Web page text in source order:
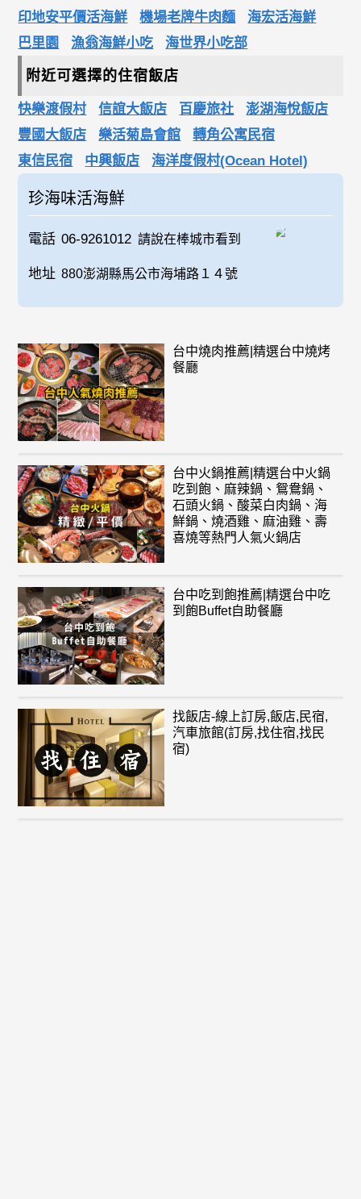
印地安平價活海鮮
機場老牌牛肉麵
海宏活海鮮
巴里園
漁翁海鮮小吃 海世界小吃部
附近可選擇的住宿飯店
快樂渡假村 信誼大飯店 百慶旅社
澎湖海悅飯店
豐國大飯店
樂活菊島會館
轉角公寓民宿
東信民宿
中興飯店 海洋度假村(Ocean Hotel)
珍海味活海鮮
電話 06-9261012 請說在棒城市看到
地址 880澎湖縣馬公市海埔路１４號
台中燒肉推薦|精選台中燒烤
餐廳
台中火鍋推薦|精選台中火鍋
吃到飽、麻辣鍋、鴛鴦鍋、
石頭火鍋、酸菜白肉鍋、海
鮮鍋、燒酒雞、麻油雞、壽
喜燒等熱門人氣火鍋店
台中吃到飽推薦|精選台中吃
到飽Buffet自助餐廳
找飯店-線上訂房,飯店,民宿,
汽車旅館(訂房,找住宿,找民
宿)